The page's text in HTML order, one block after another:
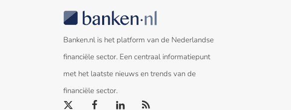
Banken.nl is het platform van de Nederlandse
financiële sector. Een centraal informatiepunt
met het laatste nieuws en trends van de
financiële sector.